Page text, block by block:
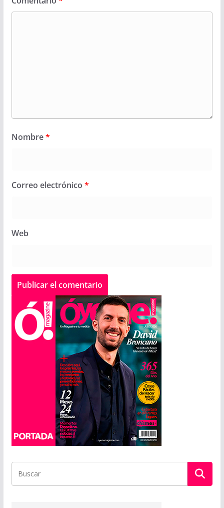
Nombre*
Correo electrónico *
Web